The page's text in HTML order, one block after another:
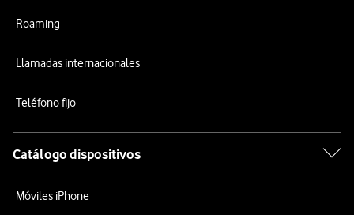
Roaming
Llamadas internacionales
Teléfono fijo
Catálogo dispositivos
Móviles iPhone